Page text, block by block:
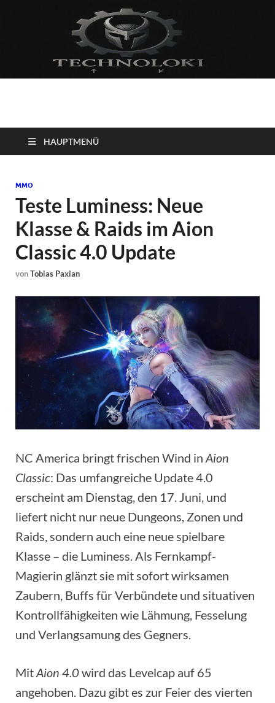
Technoloki: Gaming
und Entertainment
News
Blockbuster, Indie-Perlen und Retro-Klassiker.
HAUPTMENÜ
MMO
Teste Luminess: Neue
Klasse & Raids im Aion
Classic 4.0 Update
vonTobias Paxian
NC America bringt frischen Wind in Aion
Classic: Das umfangreiche Update 4.0
erscheint am Dienstag, den 17. Juni, und
liefert nicht nur neue Dungeons, Zonen und
Raids, sondern auch eine neue spielbare
Klasse – die Luminess. Als Fernkampf-
Magierin glänzt sie mit sofort wirksamen
Zaubern, Buffs für Verbündete und situativen
Kontrollfähigkeiten wie Lähmung, Fesselung
und Verlangsamung des Gegners.
MitAion 4.0wird das Levelcap auf 65
angehoben. Dazu gibt es zur Feier des vierten